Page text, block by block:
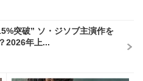
突破” ソ・ジソブ主演作を
2026年上...